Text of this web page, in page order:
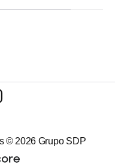
© 2026 Grupo SDP